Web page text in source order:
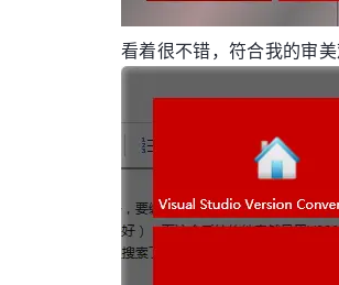
看着很不错，符合我的审